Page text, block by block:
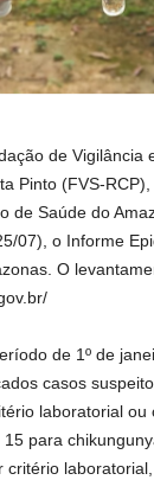
de Vigilância
Pinto (FVS-
de Saúde do
07), o Informe
O
de 1º de
casos
laboratorial ou
para
critério